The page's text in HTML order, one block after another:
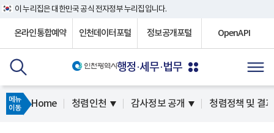
이 누리집은 대한민국 공식 전자정부 누리집입니다.
온라인통합예약 인천데이터포털 정보공개포털 OpenAPI
행정·세무·법무
메뉴
이동
Home 청렴인천 감사정보 공개 청렴정책 및 결과